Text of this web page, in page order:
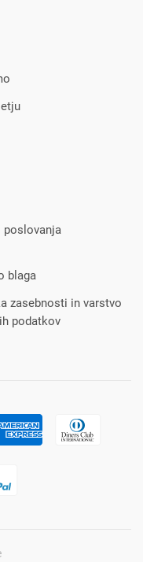
poslovanja
blaga
zasebnosti in varstvo
podatkov